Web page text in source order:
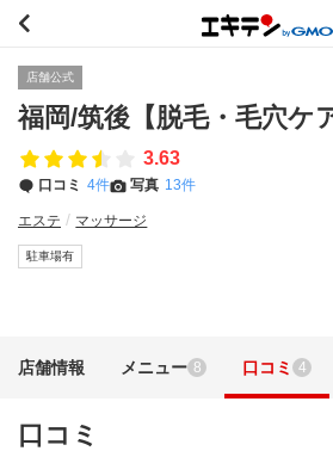
店舗公式
福岡/筑後【脱毛・毛穴ケ
3.63
口コミ 4件 写真 13件
エステ マッサージ
駐車場有
店舗情報 メニュー 8 口コミ 4
口コミ